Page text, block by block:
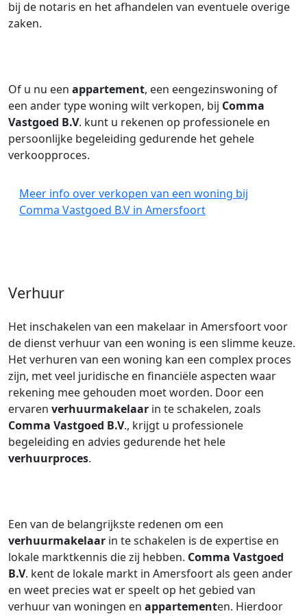
bij de notaris en het afhandelen van eventuele overige
zaken.
Of u nu een appartement, een eengezinswoning of
een ander type woning wilt verkopen, bij Comma
Vastgoed B.V. kunt u rekenen op professionele en
persoonlijke begeleiding gedurende het gehele
verkoopproces.
Meer info over verkopen van een woning bij
Comma Vastgoed B.V in Amersfoort
Verhuur
Het inschakelen van een makelaar in Amersfoort voor
de dienst verhuur van een woning is een slimme keuze.
Het verhuren van een woning kan een complex proces
zijn, met veel juridische en financiële aspecten waar
rekening mee gehouden moet worden. Door een
ervaren verhuurmakelaar in te schakelen, zoals
Comma Vastgoed B.V., krijgt u professionele
begeleiding en advies gedurende het hele
verhuurproces.
Een van de belangrijkste redenen om een
verhuurmakelaar in te schakelen is de expertise en
lokale marktkennis die zij hebben. Comma Vastgoed
B.V. kent de lokale markt in Amersfoort als geen ander
en weet precies wat er speelt op het gebied van
verhuur van woningen en appartementen. Hierdoor